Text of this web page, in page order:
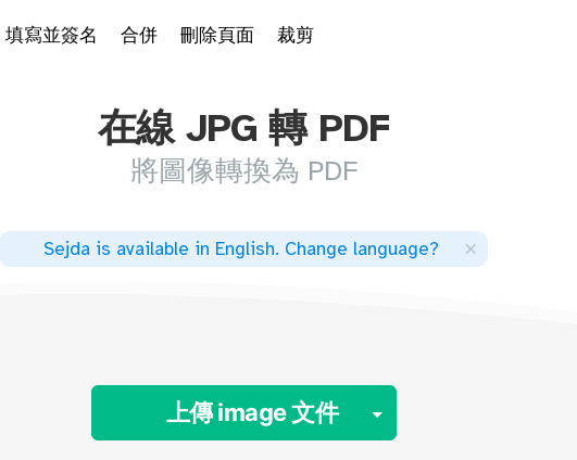
填寫並簽名 合併 刪除頁面 裁剪
在線 JPG 轉 PDF
將圖像轉換為 PDF
Sejda is available in English. Change language? ×
上傳 image 文件 Toggle Dropdown